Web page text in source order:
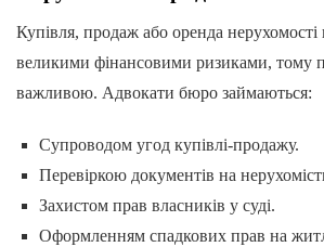
Купівля, продаж або оренда нерухомості
великими фінансовими ризиками, тому
важливою. Адвокати бюро займаються:
Супроводом угод купівлі-продажу.
Перевіркою документів на
Захистом прав власників у суді.
Оформленням спадкових прав на